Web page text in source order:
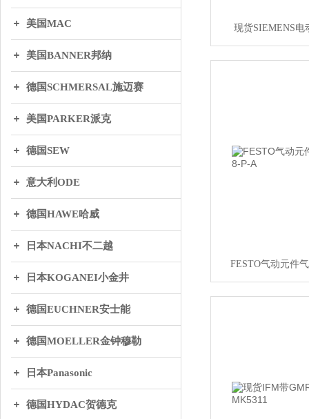
美国MAC
美国BANNER邦纳
德国SCHMERSAL施迈赛
美国PARKER派克
德国SEW
意大利ODE
德国HAWE哈威
日本NACHI不二越
日本KOGANEI小金井
德国EUCHNER安士能
德国MOELLER金钟穆勒
日本Panasonic
德国HYDAC贺德克
现货SIEMENS电
FESTO气动元件